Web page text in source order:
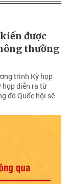
được
thường
trình Kỳ họp
họp diễn ra từ
đó Quốc hội sẽ